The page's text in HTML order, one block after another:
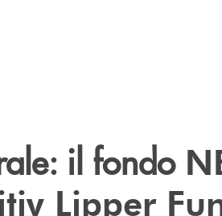
il fondo
Lipper